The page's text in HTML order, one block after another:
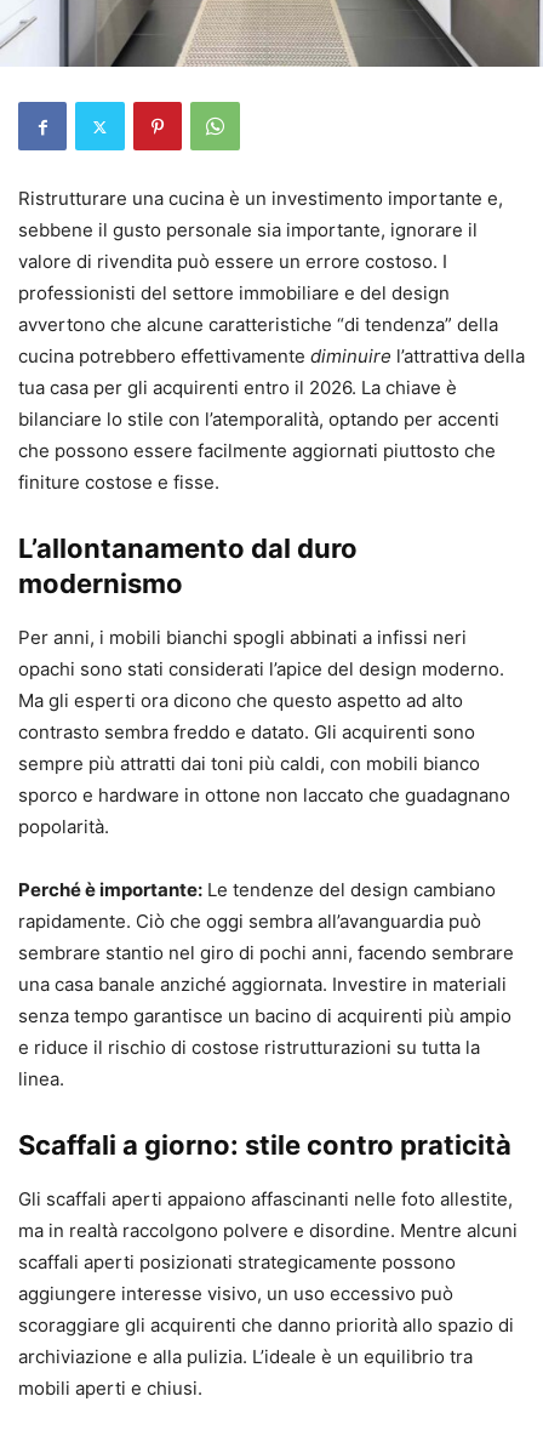
Ristrutturare una cucina è un investimento importante e,
sebbene il gusto personale sia importante, ignorare il
valore di rivendita può essere un errore costoso. I
professionisti del settore immobiliare e del design
avvertono che alcune caratteristiche “di tendenza” della
cucina potrebbero effettivamente diminuire l’attrattiva della
tua casa per gli acquirenti entro il 2026. La chiave è
bilanciare lo stile con l’atemporalità, optando per accenti
che possono essere facilmente aggiornati piuttosto che
finiture costose e fisse.
L’allontanamento dal duro
modernismo
Per anni, i mobili bianchi spogli abbinati a infissi neri
opachi sono stati considerati l’apice del design moderno.
Ma gli esperti ora dicono che questo aspetto ad alto
contrasto sembra freddo e datato. Gli acquirenti sono
sempre più attratti dai toni più caldi, con mobili bianco
sporco e hardware in ottone non laccato che guadagnano
popolarità.
Perché è importante: Le tendenze del design cambiano
rapidamente. Ciò che oggi sembra all’avanguardia può
sembrare stantio nel giro di pochi anni, facendo sembrare
una casa banale anziché aggiornata. Investire in materiali
senza tempo garantisce un bacino di acquirenti più ampio
e riduce il rischio di costose ristrutturazioni su tutta la
linea.
Scaffali a giorno: stile contro praticità
Gli scaffali aperti appaiono affascinanti nelle foto allestite,
ma in realtà raccolgono polvere e disordine. Mentre alcuni
scaffali aperti posizionati strategicamente possono
aggiungere interesse visivo, un uso eccessivo può
scoraggiare gli acquirenti che danno priorità allo spazio di
archiviazione e alla pulizia. L’ideale è un equilibrio tra
mobili aperti e chiusi.